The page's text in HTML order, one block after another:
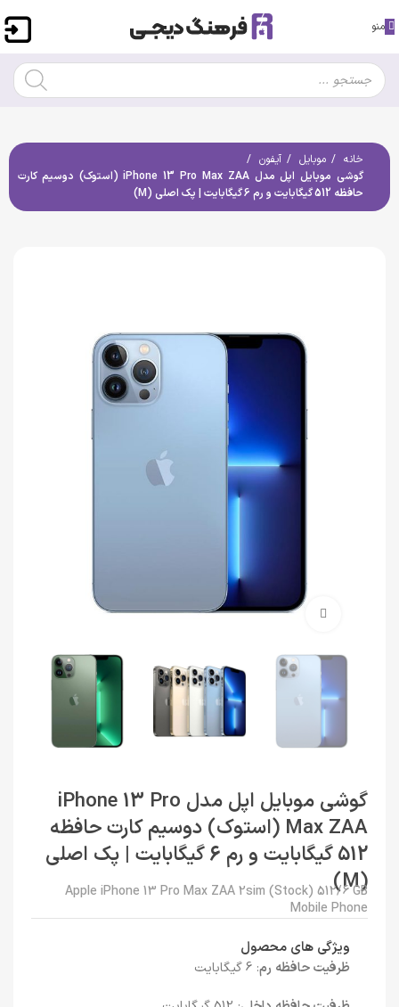
منو
خانه موبایل
آیفون
گوشی موبایل اپل مدل iPhone 13 Pro Max ZAA (استوک) دوسیم کارت
حافظه 512 گیگابایت و رم 6 گیگابایت | پک اصلی (M)
برای بزرگنمایی کلیک کنید
گوشی موبایل اپل مدل iPhone 13 Pro
Max ZAA (استوک) دوسیم کارت حافظه
512 گیگابایت و رم 6 گیگابایت | پک اصلی
(M)
Apple iPhone 13 Pro Max ZAA 2sim (Stock) 512/6 GB
Mobile Phone
ویژگی های محصول
ظرفیت حافظه رم: 6 گیگابایت